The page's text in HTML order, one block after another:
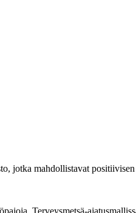
jotka mahdollistavat
Terveysmetsä-